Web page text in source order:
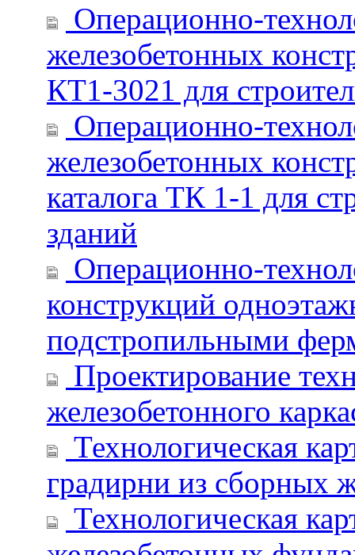
Операционно-
железобетонных
КТ1-3021 для
Операционно-
железобетонных
каталога ТК 1-1 для
зданий
Операционно-
конструкций
подстропильными
Проектирование
железобетонного
Технологическая
градирни из сборных
Технологическая